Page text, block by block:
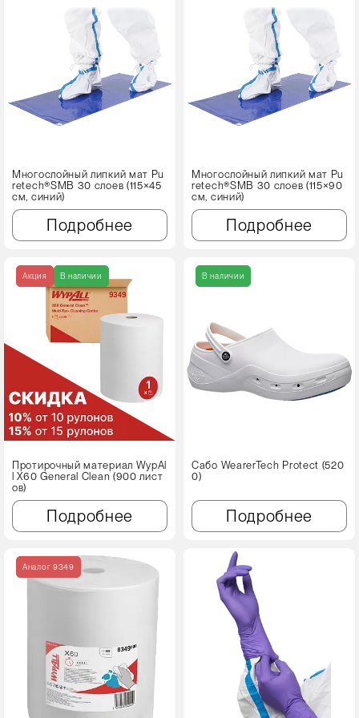
Многослойный липкий мат Pu
retech®SMB 30 слоев (115×45
см, синий)
Подробнее
Многослойный липкий мат Pu
retech®SMB 30 слоев (115×90
см, синий)
Подробнее
Акция В наличии
Протирочный материал WypAl
l X60 Genеral Clean (900 лист
ов)
Подробнее
В наличии
Сабо WearerTech Protect (520
0)
Подробнее
Аналог 9349